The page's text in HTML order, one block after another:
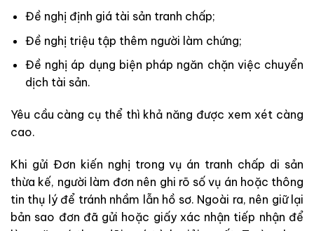
Đề nghị định giá tài sản tranh chấp;
Đề nghị triệu tập thêm người làm chứng;
Đề nghị áp dụng biện pháp ngăn chặn việc chuyển
dịch tài sản.
Yêu cầu càng cụ thể thì khả năng được xem xét càng
cao.
Khi gửi Đơn kiến nghị trong vụ án tranh chấp di sản
thừa kế, người làm đơn nên ghi rõ số vụ án hoặc thông
tin thụ lý để tránh nhầm lẫn hồ sơ. Ngoài ra, nên giữ lại
bản sao đơn đã gửi hoặc giấy xác nhận tiếp nhận để